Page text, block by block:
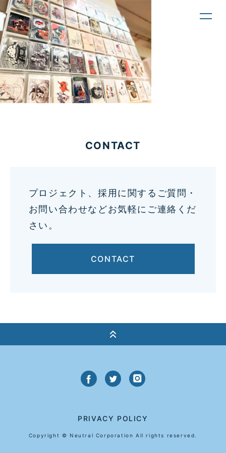
CONTACT
プロジェクト、採用に関するご質問・
お問い合わせなどお気軽にご連絡くだ
さい。
CONTACT
PRIVACY POLICY
Copyright © Neutral Corporation All rights reserved.